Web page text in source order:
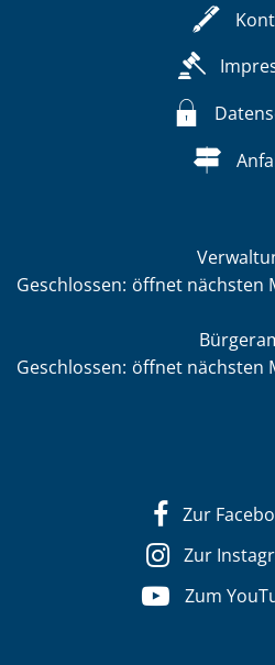
Klicken, um weitere
Geschlossen: öffnet nächsten
Klicken, um weitere
Geschlossen: öffnet nächsten
Zur
Zur
Zum